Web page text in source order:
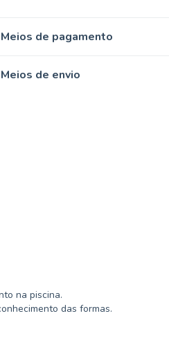
Meios de pagamento
Meios de envio
na piscina.
das formas.